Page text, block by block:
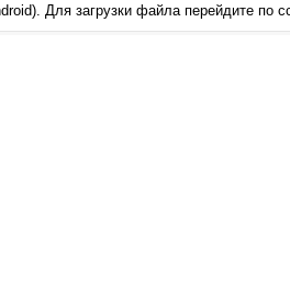
Для загрузки файла перейдите по